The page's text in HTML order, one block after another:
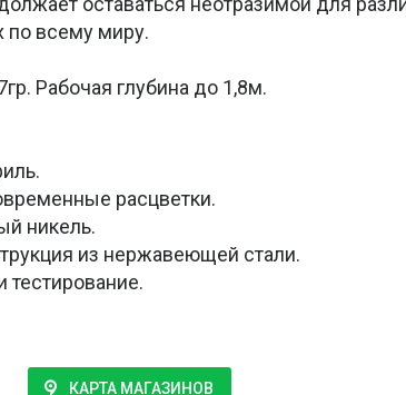
по всему миру.
Рабочая глубина до 1,8м.
расцветки.
никель.
из нержавеющей стали.
тестирование.
КАРТА МАГАЗИНОВ